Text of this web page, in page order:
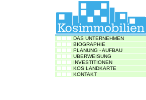
DAS UNTERNEHMEN
BIOGRAPHIE
PLANUNG - AUFBAU
UBERWEISUNG
INVESTITIONEN
KOS LANDKARTE
KONTAKT